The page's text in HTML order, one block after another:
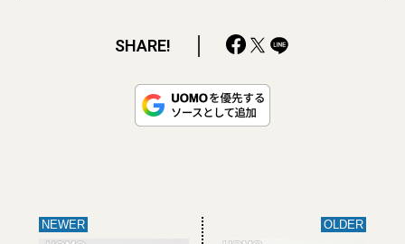
SHARE!
NEWER OLDER